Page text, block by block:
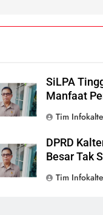
SiLPA
Manfaat
Tim
DPRD
Besar Tak
Tim